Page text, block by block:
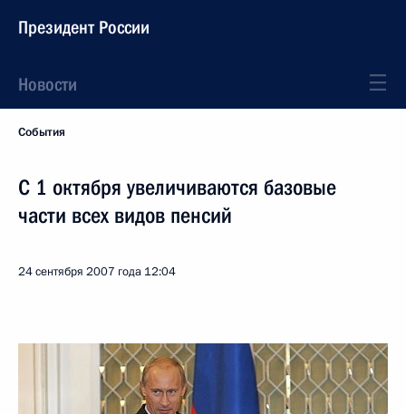
Президент России
Новости
События
С 1 октября увеличиваются базовые
части всех видов пенсий
24 сентября 2007 года 12:04